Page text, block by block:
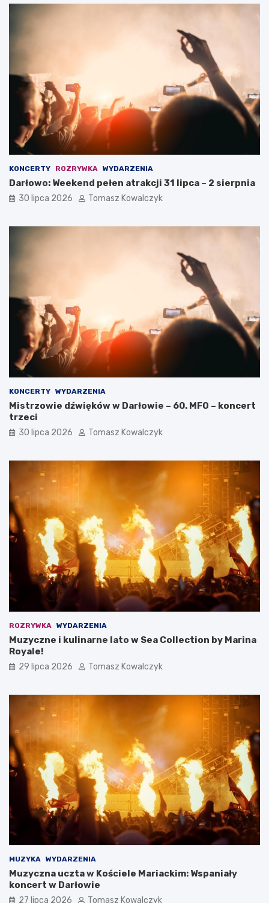
KONCERTY ROZRYWKA WYDARZENIA
Darłowo: Weekend pełen atrakcji 31 lipca – 2 sierpnia
30 lipca 2026 Tomasz Kowalczyk
KONCERTY WYDARZENIA
Mistrzowie dźwięków w Darłowie – 60. MFO – koncert
trzeci
30 lipca 2026 Tomasz Kowalczyk
ROZRYWKA WYDARZENIA
Muzyczne i kulinarne lato w Sea Collection by Marina
Royale!
29 lipca 2026 Tomasz Kowalczyk
MUZYKA WYDARZENIA
Muzyczna uczta w Kościele Mariackim: Wspaniały
koncert w Darłowie
27 lipca 2026 Tomasz Kowalczyk